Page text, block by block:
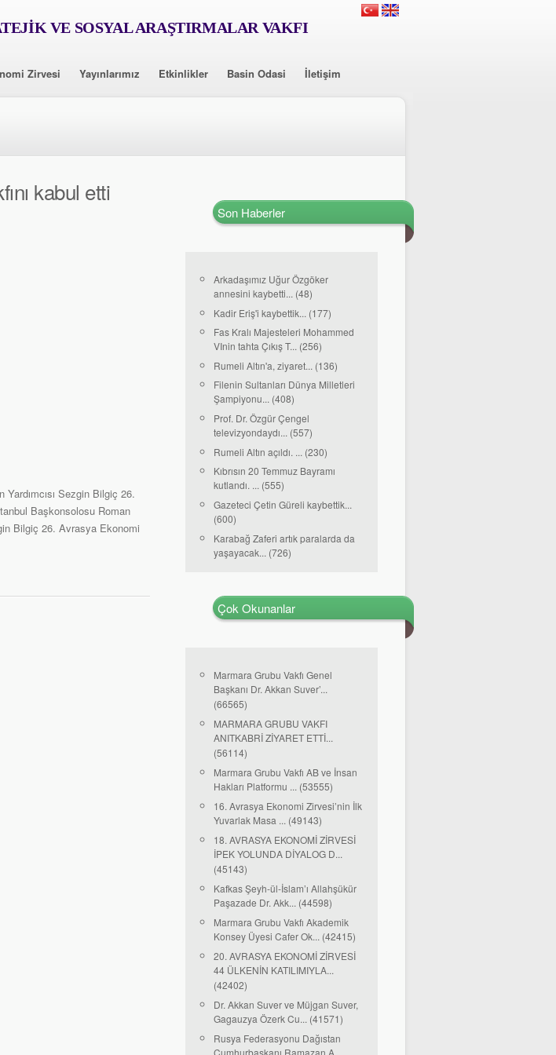
VE SOSYAL ARAŞTIRMALAR VAKFI
Zirvesi Yayınlarımız Etkinlikler Basin Odasi İletişim
kabul etti
Sezgin Bilgiç 26.
Başkonsolosu Roman
Bilgiç 26. Avrasya Ekonomi
Son Haberler
Arkadaşımız Uğur Özgöker
annesini kaybetti... (48)
Kadir Eriş'i kaybettik... (177)
Fas Kralı Majesteleri Mohammed
VInin tahta Çıkış T... (256)
Rumeli Altın'a, ziyaret... (136)
Filenin Sultanları Dünya Milletleri
Şampiyonu... (408)
Prof. Dr. Özgür Çengel
televizyondaydı... (557)
Rumeli Altın açıldı. ... (230)
Kıbrısın 20 Temmuz Bayramı
kutlandı. ... (555)
Gazeteci Çetin Güreli kaybettik...
(600)
Karabağ Zaferi artık paralarda da
yaşayacak... (726)
Çok Okunanlar
Marmara Grubu Vakfı Genel
Başkanı Dr. Akkan Suver’...
(66565)
MARMARA GRUBU VAKFI
ANITKABRİ ZİYARET ETTİ...
(56114)
Marmara Grubu Vakfı AB ve İnsan
Hakları Platformu ... (53555)
16. Avrasya Ekonomi Zirvesi’nin İlk
Yuvarlak Masa ... (49143)
18. AVRASYA EKONOMİ ZİRVESİ
İPEK YOLUNDA DİYALOG D...
(45143)
Kafkas Şeyh-ül-İslam’ı Allahşükür
Paşazade Dr. Akk... (44598)
Marmara Grubu Vakfı Akademik
Konsey Üyesi Cafer Ok... (42415)
20. AVRASYA EKONOMİ ZİRVESİ
44 ÜLKENİN KATILIMIYLA...
(42402)
Dr. Akkan Suver ve Müjgan Suver,
Gagauzya Özerk Cu... (41571)
Rusya Federasyonu Dağıstan